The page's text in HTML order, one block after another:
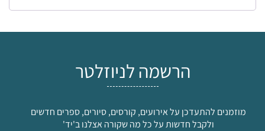
הרשמה לניוזלטר
מוזמנים להתעדכן על אירועים, קורסים, סיורים, ספרים חדשים
ולקבל חדשות על כל מה שקורה אצלנו ב'יד'